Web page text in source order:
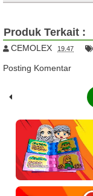
Produk Terkait :
CEMOLEX 19.47
Posting Komentar